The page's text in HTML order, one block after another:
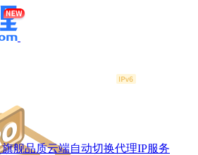
旗舰品质云端自动切换代理IP服务